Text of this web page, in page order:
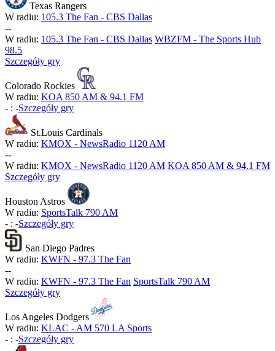
Texas Rangers
W radiu: 105.3 The Fan - CBS Dallas
--
W radiu: 105.3 The Fan - CBS Dallas WBZFM - The Sports Hub
98.5
Szczegóły gry
Colorado Rockies
W radiu: KOA 850 AM & 94.1 FM
- : -Szczegóły gry
St.Louis Cardinals
W radiu: KMOX - NewsRadio 1120 AM
--
W radiu: KMOX - NewsRadio 1120 AM KOA 850 AM & 94.1 FM
Szczegóły gry
Houston Astros
W radiu: SportsTalk 790 AM
- : -Szczegóły gry
San Diego Padres
W radiu: KWFN - 97.3 The Fan
--
W radiu: KWFN - 97.3 The Fan SportsTalk 790 AM
Szczegóły gry
Los Angeles Dodgers
W radiu: KLAC - AM 570 LA Sports
- : -Szczegóły gry